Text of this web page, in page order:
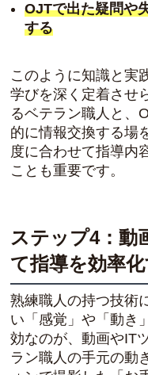
OJTで出た疑問や
する
このように知識と実
学びを深く定着させ
るベテラン職人と、
的に情報交換する場
度に合わせて指導内
ことも重要です。
ステップ4：動
て指導を効率
熟練職人の持つ技術
い「感覚」や「動き
効なのが、動画やIT
ラン職人の手元の動